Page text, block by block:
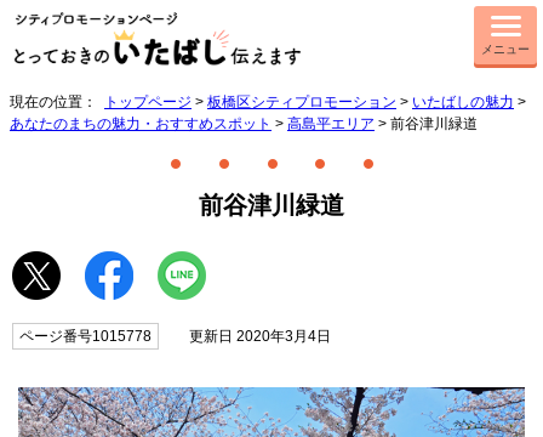
メニュー
現在の位置： トップページ > 板橋区シティプロモーション > いたばしの魅力 >
あなたのまちの魅力・おすすめスポット > 高島平エリア > 前谷津川緑道
前谷津川緑道
ページ番号1015778 更新日 2020年3月4日